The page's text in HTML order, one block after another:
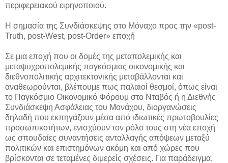
περιφερειακού ειρηνοποιού.
Η σημασία της Συνδιάσκεψης στο Μόναχο προς την «post-
Truth, post-West, post-Order» εποχή
Σε μια εποχή που οι δομές της μεταπολεμικής και
μεταψυχροπολεμικής παγκόσμιας οικονομικής και
διεθνοπολιτικής αρχιτεκτονικής μεταβάλλονται και
αναθεωρούνται, βλέπουμε πως παλαιοί θεσμοί, όπως είναι
το Παγκόσμιο Οικονομικό Φόρουμ στο Νταβός ή η Διεθνής
Συνδιάσκεψη Ασφάλειας του Μονάχου, διοργανώσεις
δηλαδή που εκπηγάζουν μέσα από ιδιωτικές πρωτοβουλίες
προσωπικοτήτων, ενισχύουν τον ρόλο τους στη νέα εποχή
ως σπουδαίες συναντήσεις ανταλλαγής απόψεων μεταξύ
πολιτικών και επιστημόνων ακόμη και από χώρες που
βρίσκονται σε τεταμένες διμερείς σχέσεις. Για παράδειγμα,